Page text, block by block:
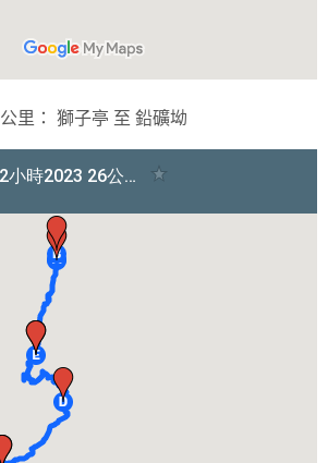
里： 獅子亭 至 鉛礦坳